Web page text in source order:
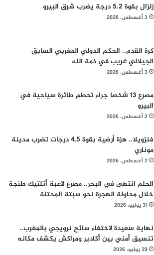
زلزال بقوة 5.2 درجة يضرب شرق البيرو
3 أغسطس، 2026
كرة القدم.. الحكم الدولي المغربي السابق
الجيلالي غريب في ذمة الله
3 أغسطس، 2026
مصرع 13 شخصا جراء تحطم طائرة سياحية في
البيرو
2 أغسطس، 2026
فنزويلا.. هزة أرضية بقوة 4,5 درجات تضرب مدينة
موناري
2 أغسطس، 2026
الحلم انتهى في البحر.. مصرع لاعبة أتلتيك طنجة
خلال محاولة الهجرة نحو سبتة المحتلة
31 يوليو، 2026
نهاية سعيدة لاختفاء سائح نرويجي بالمغرب..
تنسيق أمني بين أكادير ومراكش يكشف مكانه
29 يوليو، 2026